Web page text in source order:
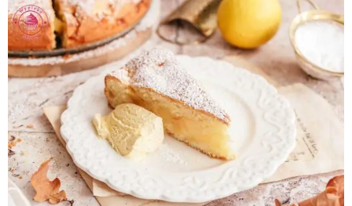
Napoje
Pieczywo
Przetwory
Posiłki